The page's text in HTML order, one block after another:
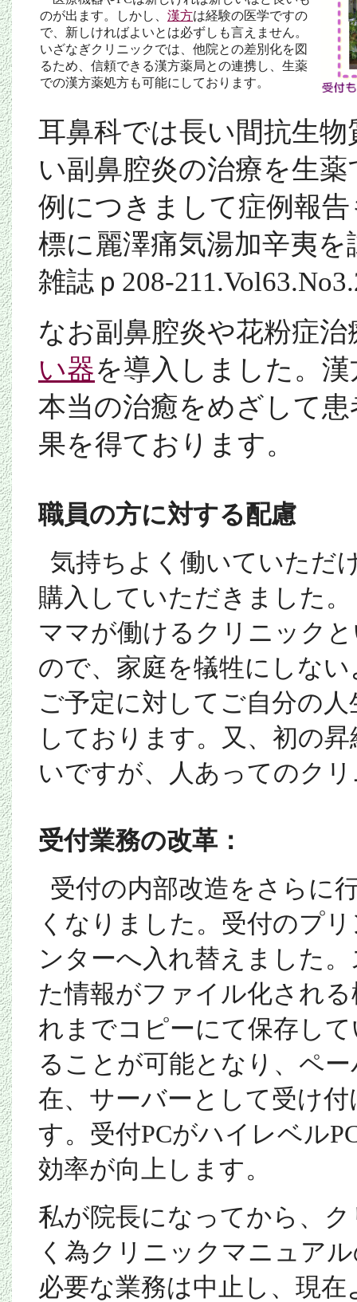
のが出ます。しかし、 漢方は経験の医学ですの
で、新しければよいとは必ずしも言えません。
いざなぎクリニックでは、他院との差別化を図
るため、信頼できる漢方薬局との連携し、生薬
での漢方薬処方も可能にしております。
耳鼻科では長い間抗生
い副鼻腔炎の治療を生
例につきまして症例報
標に麗澤痛気湯加辛夷を
雑誌ｐ208-211.
なお副鼻腔炎や花粉症
い器を導入しました。
本当の治癒をめざして
果を得ております。
職員の方に対する配慮
気持ちよく働いていただ
購入していただきました。
ママが働けるクリニック
ので、家庭を犠牲にしな
ご予定に対してご自分の
しております。又、初の
いですが、人あってのク
受付業務の改革：
受付の内部改造をさらに
くなりました。受付のプ
ンターへ入れ替えました
た情報がファイル化され
れまでコピーにて保存し
ることが可能となり、ペ
在、サーバーとして受け
す。受付PCがハイレベル
効率が向上します。
私が院長になってから、
く為クリニックマニュア
必要な業務は中止し、現